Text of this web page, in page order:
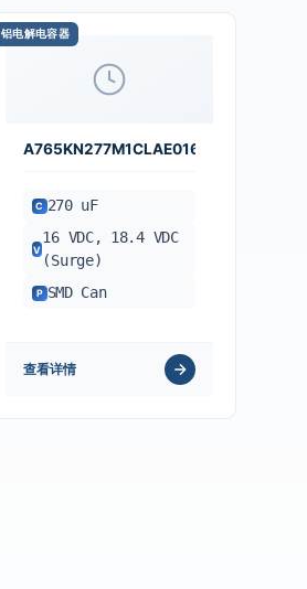
铝电解电容器
A765KN277M1CLAE016
C 270 uF
V
16 VDC, 18.4 VDC
(Surge)
P SMD Can
查看详情